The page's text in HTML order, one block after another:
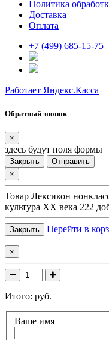
Политика
Доставка
Оплата
+7 (499) 685-15-75
Работает Яндекс.Касса
Обратный звонок
×
здесь будут поля формы
Закрыть
Отправить
×
Товар Лексикон
культура XX века 222
Закрыть Перейти в
×
Итого: руб.
Ваше имя